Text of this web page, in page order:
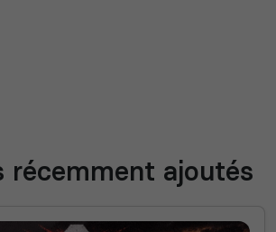
récemment ajoutés